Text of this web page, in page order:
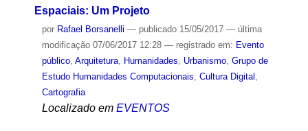
Espaciais: Um Projeto
por Rafael Borsanelli — publicado15/05/2017 — última
modificação07/06/2017 12:28 — registrado em: Evento
público, Arquitetura, Humanidades, Urbanismo, Grupo de
Estudo Humanidades Computacionais, Cultura Digital ,
Cartografia
Localizado em EVENTOS